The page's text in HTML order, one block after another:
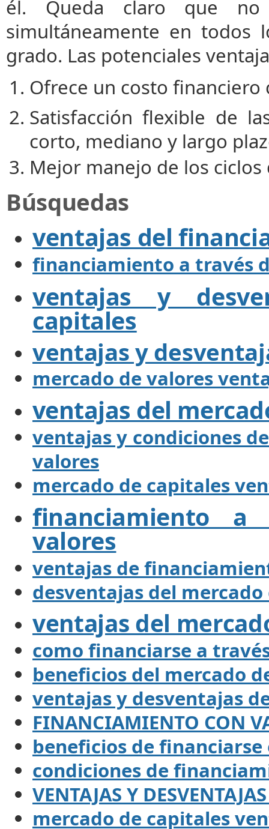
él. Queda claro que no
simultáneamente en todos
grado. Las potenciales
Ofrece un costo
Satisfacción flexible de
corto, mediano y largo
Mejor manejo de los
Búsquedas
ventajas del
financiamiento a través
ventajas y
capitales
ventajas y
mercado de valores
ventajas del
ventajas y condiciones
valores
mercado de capitales
financiamiento
valores
ventajas de
desventajas del mercado
ventajas del
como financiarse a
beneficios del mercado
ventajas y desventajas
FINANCIAMIENTO CON
beneficios de
condiciones de
VENTAJAS Y
mercado de capitales